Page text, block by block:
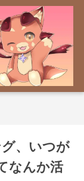
グ、いつが
なんか活